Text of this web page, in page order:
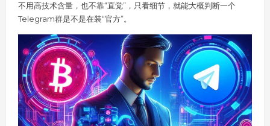
不用高技术含量，也不靠“直觉”，只看细节，就能大概判断一个
Telegram群是不是在装“官方”。